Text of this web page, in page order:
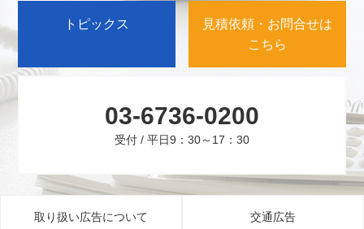
トピックス
見積依頼・お問合せは
こちら
03-6736-0200
受付 / 平日9：30～17：30
取り扱い広告について 交通広告